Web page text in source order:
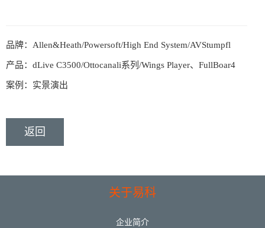
品牌：Allen&Heath/Powersoft/High End System/AVStumpfl
产品：dLive C3500/Ottocanali系列/Wings Player、FullBoar4
案例：实景演出
返回
关于易科
企业简介